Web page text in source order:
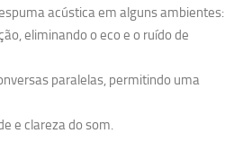
acústica em alguns ambientes:
eliminando o eco e o ruído de
paralelas, permitindo uma
e clareza do som.